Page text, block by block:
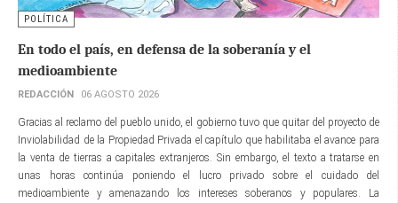
POLÍTICA
En todo el país, en defensa de la soberanía y el
medioambiente
REDACCIÓN 06 AGOSTO 2026
Gracias al reclamo del pueblo unido, el gobierno tuvo que quitar del proyecto de
Inviolabilidad de la Propiedad Privada el capítulo que habilitaba el avance para
la venta de tierras a capitales extranjeros. Sin embargo, el texto a tratarse en
unas horas continúa poniendo el lucro privado sobre el cuidado del
medioambiente y amenazando los intereses soberanos y populares. La